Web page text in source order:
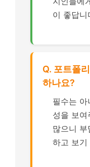
이 좋답니
Q. 포트폴
하나요?
필수는
성을 보
많으니
하고 보기